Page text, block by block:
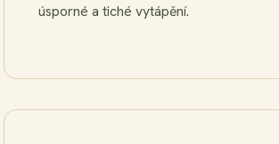
úsporné a tiché vytápění.